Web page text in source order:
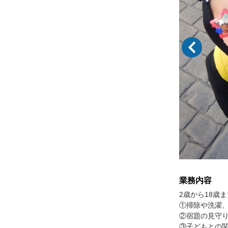
業務内容
2歳から18歳
①掃除や洗濯
②宿題の見守